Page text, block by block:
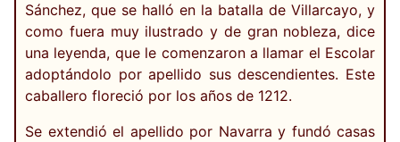
Sánchez, que se halló en la batalla de Villarcayo, y
como fuera muy ilustrado y de gran nobleza, dice
una leyenda, que le comenzaron a llamar el Escolar
adoptándolo por apellido sus descendientes. Este
caballero floreció por los años de 1212.
Se extendió el apellido por Navarra y fundó casas